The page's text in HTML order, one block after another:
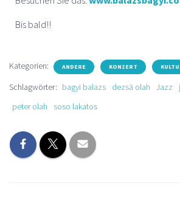
Bis bald!!
Kategorien: ANDERE KONZERT
Schlagwörter: bagyi balazs dezsä olah Jazz
peter olah
soso lakatos